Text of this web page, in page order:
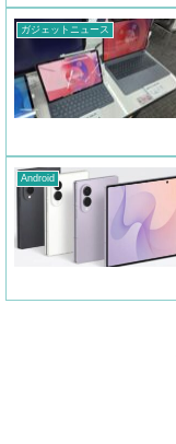
ガジェットニュース
Android